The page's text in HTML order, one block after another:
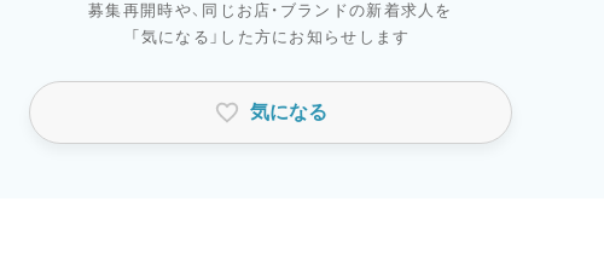
募集再開時や、同じお店・ブランドの新着求人を
「気になる」した方にお知らせします
気になる